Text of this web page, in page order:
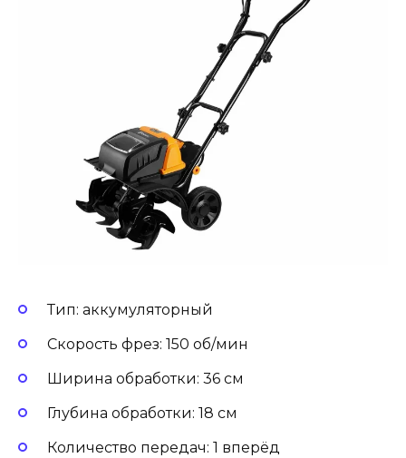
Тип: аккумуляторный
Скорость фрез: 150 об/мин
Ширина обработки: 36 см
Глубина обработки: 18 см
Количество передач: 1 вперёд